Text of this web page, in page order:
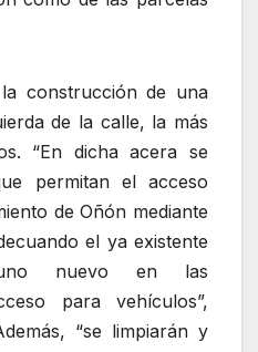
construcción de una
de la calle, la más
“En dicha acera se
permitan el acceso
de Oñón mediante
el ya existente
nuevo en las
para vehículos”,
“se limpiarán y